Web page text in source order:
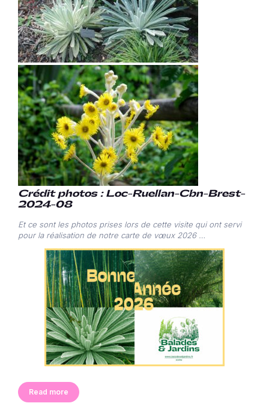
Crédit photos : Loc-Ruellan-Cbn-Brest-
2024-08
Et ce sont les photos prises lors de cette visite qui ont servi
pour la réalisation de notre carte de vœux 2026 …
Read more